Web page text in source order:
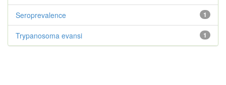
1
Seroprevalence
1
Trypanosoma evansi